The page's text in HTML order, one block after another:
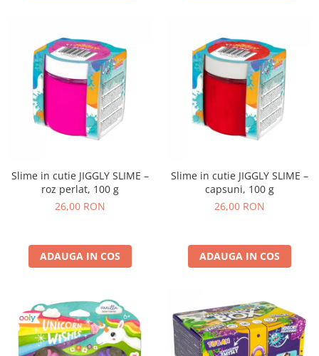
Slime in cutie JIGGLY SLIME –
roz perlat, 100 g
26,00 RON
ADAUGA IN COS
Slime in cutie JIGGLY SLIME –
capsuni, 100 g
26,00 RON
ADAUGA IN COS